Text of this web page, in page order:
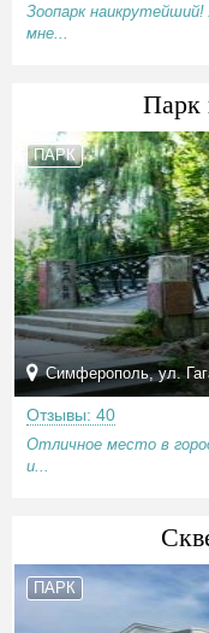
Зоопарк наикрутейший!
мне...
Парк
ПАРК
Симферополь, ул.
Отзывы: 40
Отличное место в
и...
ПАРК